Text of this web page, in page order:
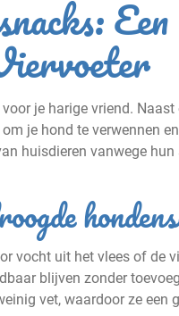
je harige vriend.
je hond te verwennen
huisdieren vanwege
vocht uit het vlees of de
blijven zonder
vet, waardoor ze een